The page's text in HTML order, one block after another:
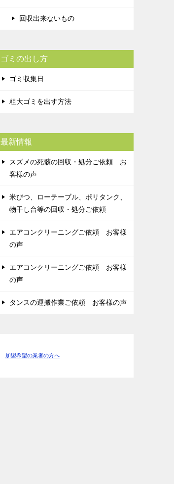
回収出来ないもの
ゴミの出し方
ゴミ収集日
粗大ゴミを出す方法
最新情報
スズメの死骸の回収・処分ご依頼 お
客様の声
米びつ、ローテーブル、ポリタンク、
物干し台等の回収・処分ご依頼
エアコンクリーニングご依頼 お客様
の声
エアコンクリーニングご依頼 お客様
の声
タンスの運搬作業ご依頼 お客様の声
加盟希望の業者の方へ